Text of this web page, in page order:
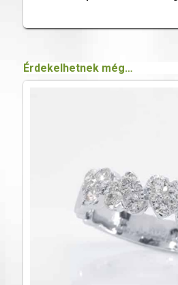
Érdekelhetnek még…